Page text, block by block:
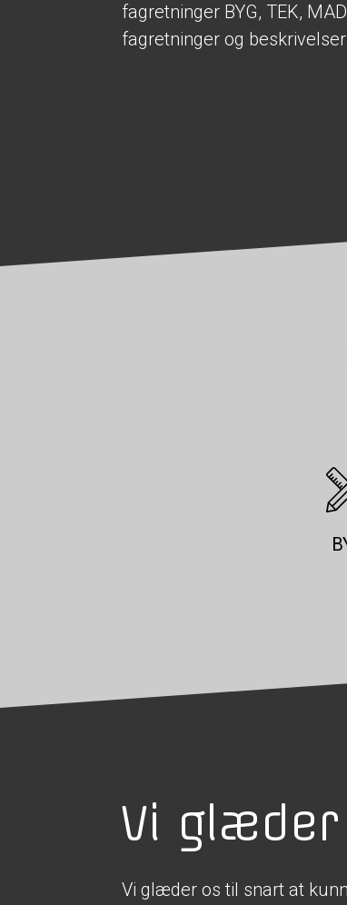
fagretninger BYG, TEK,
fagretninger og
Vi
Vi glæder os til snart at